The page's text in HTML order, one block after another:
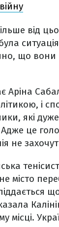
від
що вони
Аріна
і
які
Адже це
не
місто
місці.